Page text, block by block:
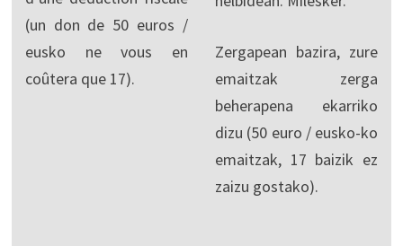
(un don de 50 euros /
eusko ne vous en
coûtera que 17).
Zergapean bazira, zure
emaitzak zerga
beherapena ekarriko
dizu (50 euro / eusko-ko
emaitzak, 17 baizik ez
zaizu gostako).